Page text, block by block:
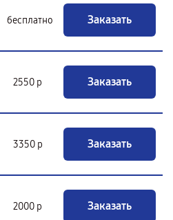
бесплатно Заказать
2550 р Заказать
3350 р Заказать
2000 р Заказать